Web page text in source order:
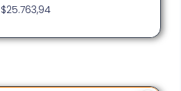
$25.763,94